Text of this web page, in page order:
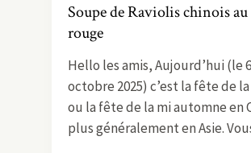
Soupe de Raviolis chinois
rouge
Hello les amis, Aujourd’hui (le 6
octobre 2025) c’est la fête de
ou la fête de la mi automne en
plus généralement en Asie.